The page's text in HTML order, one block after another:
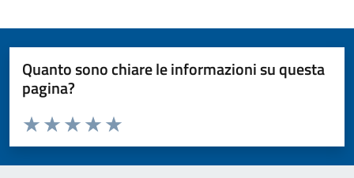
Quanto sono chiare le informazioni su questa
pagina?
Valuta da 1 a 5 stelle la pagina
Valuta 5 stelle su 5
Valuta 4 stelle su 5
Valuta 3 stelle su 5
Valuta 2 stelle su 5
Valuta 1 stelle su 5